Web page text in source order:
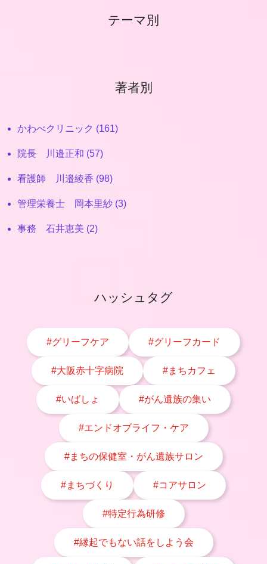
テーマ別
著者別
かわべクリニック (161)
院長 川邉正和 (57)
看護師 川邉綾香 (98)
管理栄養士 岡本里紗 (3)
事務 石井恵美 (2)
ハッシュタグ
#グリーフケア #グリーフカード
#大阪赤十字病院 #まちカフェ
#いばしょ #がん遺族の集い
#エンドオブライフ・ケア
#まちの保健室・がん遺族サロン
#まちづくり #コアサロン
#特定行為研修
#縁起でもない話をしよう会